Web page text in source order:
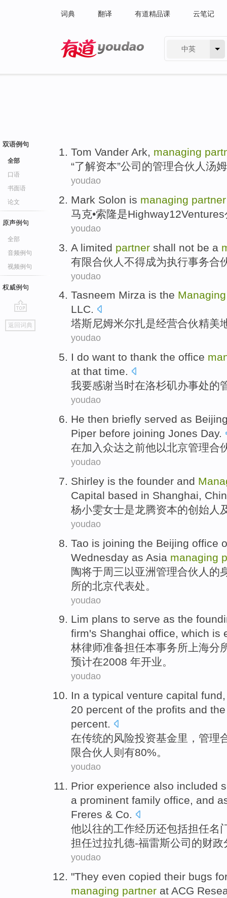
词典 翻译 有道精品课 云笔记
中英
双语例句
全部
口语
书面语
论文
原声例句
全部
音频例句
视频例句
权威例句
go
top
返回词典
Tom Vander Ark, managing
“了解资本”公司的管理合伙人 汤姆
youdao
Mark Solon is managing partner
马克•索隆是Highway12Ventures
youdao
A limited partner shall not be a
有限合伙人 不得成为执行事务合
youdao
Tasneem Mirza is the Managing
LLC.
塔斯尼姆米尔扎是经营合伙精美
youdao
I do want to thank the office
at that time.
我要感谢当时在洛杉矶办事处的
youdao
He then briefly served as
Piper before joining Jones Day.
在加入众达之前他以北京管理合
youdao
Shirley is the founder and
Capital based in Shanghai,
杨小雯女士是龙腾资本的创始人
youdao
Tao is joining the Beijing office
Wednesday as Asia managing
陶将于周三 以亚洲 管理合伙人的
所的北京代表处 。
youdao
Lim plans to serve as the
firm's Shanghai office, which is
林律师准备担任本事务所 上海分
预计在2008 年开业。
youdao
In a typical venture capital fund
20 percent of the profits and
percent.
在传统的风险投资基金里 ， 管理
限合伙人 则有80%。
youdao
Prior experience also included
a prominent family office, and
Freres & Co.
他以往的工作经历还包括担任名
担任过拉扎德-福雷斯公司的财政
youdao
"They even copied their bugs
managing partner at ACG